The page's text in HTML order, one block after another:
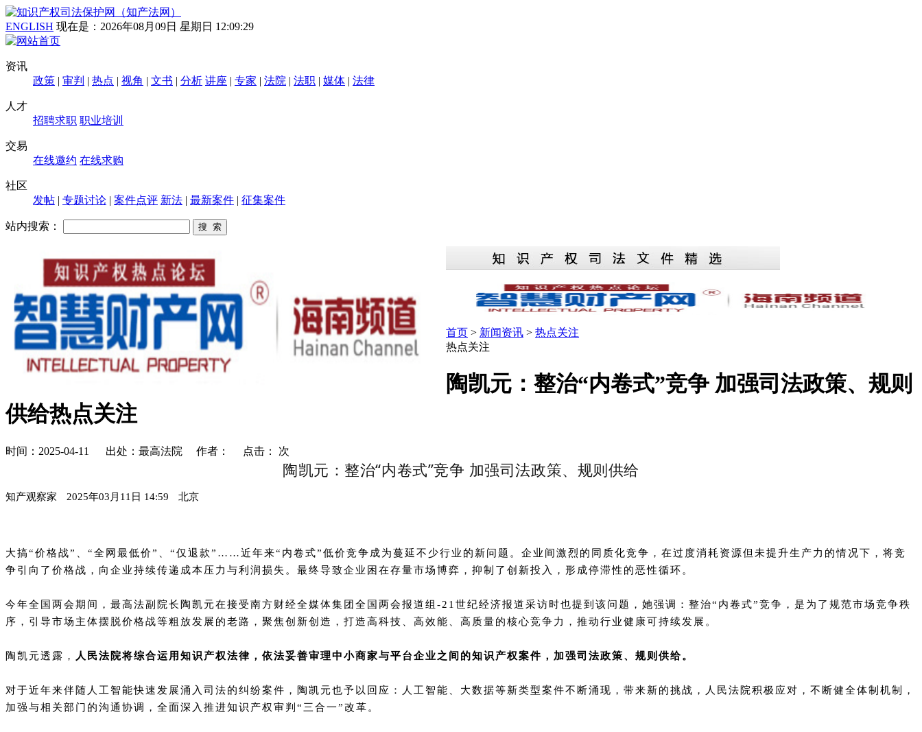
ENGLISH 现在是： 2026年08月09日 星期日 12:09:30
资讯
政策 | 审判 | 热点 | 视角 | 文书 | 分析 讲座 | 专家 | 法院 | 法职 | 媒体 | 法律
人才
招聘求职 职业培训
交易
在线邀约 在线求购
社区
发帖 | 专题讨论 | 案件点评 新法 | 最新案件 | 征集案件
站内搜索：
首页 > 新闻资讯 > 热点关注
热点关注
​陶凯元：整治“内卷式”竞争 加强司法政策、规则
供给热点关注
时间：2025-04-11 出处：最高法院 作者： 点击： 次
陶凯元：整治“内卷式”竞争 加强司法政策、规则供给
知产观察家 2025年03月11日 14:59 北京
大搞“价格战”、“全网最低价”、“仅退款”……近年来“内卷式”低价竞争成为蔓延不少行业的新问题。企业间激烈的同质化竞争，在过度消耗资源但未提升生产力的情况下，将竞
争引向了价格战，向企业持续传递成本压力与利润损失。最终导致企业困在存量市场博弈，抑制了创新投入，形成停滞性的恶性循环。
今年全国两会期间，最高法副院长陶凯元在接受南方财经全媒体集团全国两会报道组-21世纪经济报道采访时也提到该问题，她强调：整治“内卷式”竞争，是为了规范市场竞争秩
序，引导市场主体摆脱价格战等粗放发展的老路，聚焦创新创造，打造高科技、高效能、高质量的核心竞争力，推动行业健康可持续发展。
陶凯元透露， 人民法院将综合运用知识产权法律，依法妥善审理中小商家与平台企业之间的知识产权案件，加强司法政策、规则供给。
对于近年来伴随人工智能快速发展涌入司法的纠纷案件，陶凯元也予以回应：人工智能、大数据等新类型案件不断涌现，带来新的挑战，人民法院积极应对，不断健全体制机制，
加强与相关部门的沟通协调，全面深入推进知识产权审判“三合一”改革。